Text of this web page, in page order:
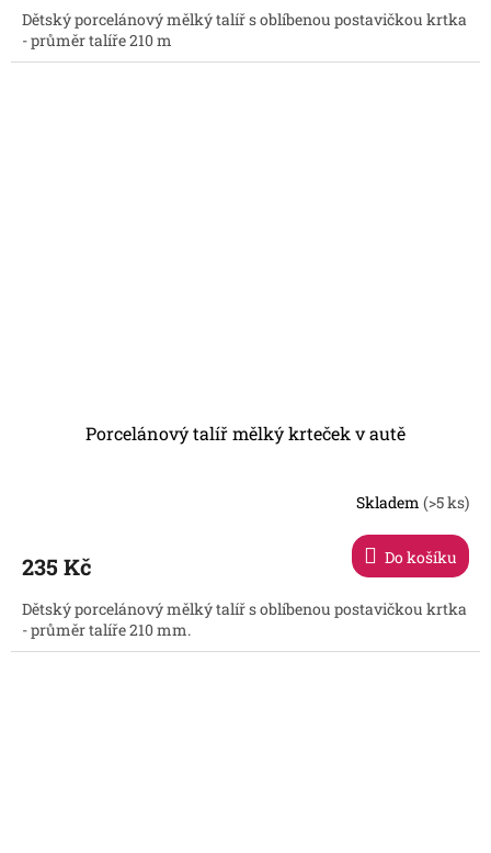
Dětský porcelánový mělký talíř s oblíbenou postavičkou krtka
- průměr talíře 210 m
Porcelánový talíř mělký krteček v autě
Skladem (>5 ks)
235 Kč Do košíku
Dětský porcelánový mělký talíř s oblíbenou postavičkou krtka
- průměr talíře 210 mm.